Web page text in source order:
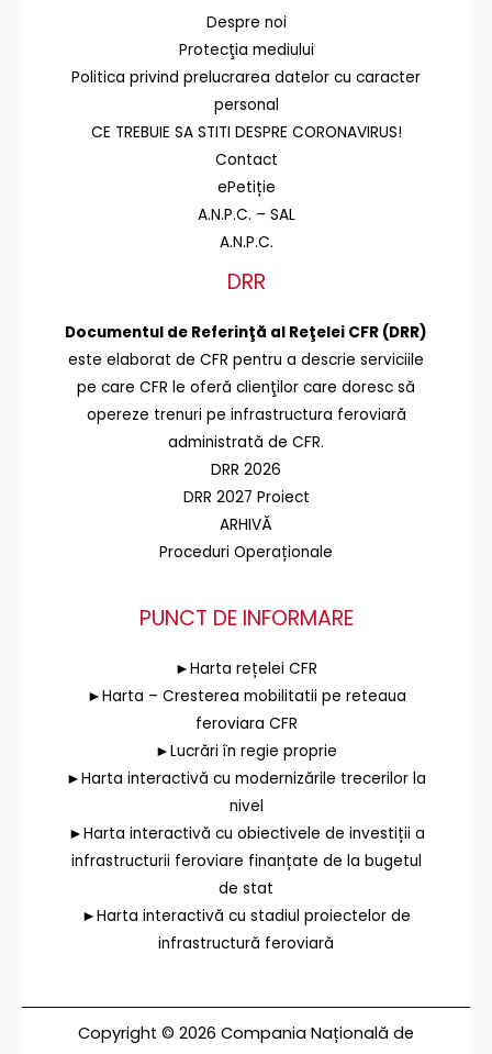
Despre noi
Protecţia mediului
Politica privind prelucrarea datelor cu caracter
personal
CE TREBUIE SA STITI DESPRE CORONAVIRUS!
Contact
ePetiție
A.N.P.C. – SAL
A.N.P.C.
DRR
Documentul de Referinţă al Reţelei CFR (DRR)
este elaborat de CFR pentru a descrie serviciile
pe care CFR le oferă clienţilor care doresc să
opereze trenuri pe infrastructura feroviară
administrată de CFR.
DRR 2026
DRR 2027 Proiect
ARHIVĂ
Proceduri Operaționale
PUNCT DE INFORMARE
►Harta rețelei CFR
►Harta – Cresterea mobilitatii pe reteaua
feroviara CFR
►Lucrări în regie proprie
►Harta interactivă cu modernizările trecerilor la
nivel
►Harta interactivă cu obiectivele de investiții a
infrastructurii feroviare finanțate de la bugetul
de stat
►Harta interactivă cu stadiul proiectelor de
infrastructură feroviară
Copyright © 2026 Compania Națională de